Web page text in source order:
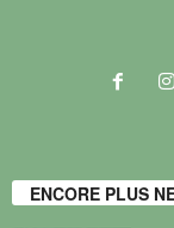
ENCORE PLUS